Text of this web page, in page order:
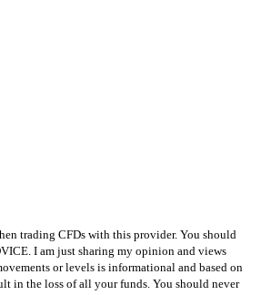
trading CFDs with this provider. You should
I am just sharing my opinion and views
or levels is informational and based on
in the loss of all your funds. You should never